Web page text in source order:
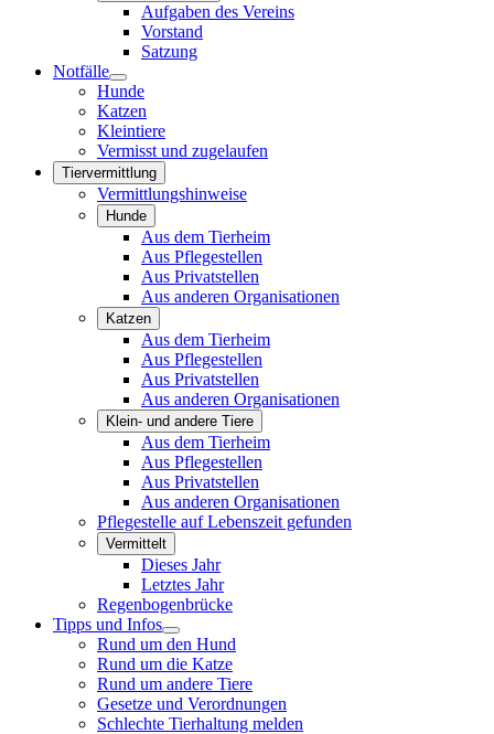
Aufgaben des Vereins
Vorstand
Satzung
Notfälle
Hunde
Katzen
Kleintiere
Vermisst und zugelaufen
Tiervermittlung
Vermittlungshinweise
Hunde
Aus dem Tierheim
Aus Pflegestellen
Aus Privatstellen
Aus anderen Organisationen
Katzen
Aus dem Tierheim
Aus Pflegestellen
Aus Privatstellen
Aus anderen Organisationen
Klein- und andere Tiere
Aus dem Tierheim
Aus Pflegestellen
Aus Privatstellen
Aus anderen Organisationen
Pflegestelle auf Lebenszeit gefunden
Vermittelt
Dieses Jahr
Letztes Jahr
Regenbogenbrücke
Tipps und Infos
Rund um den Hund
Rund um die Katze
Rund um andere Tiere
Gesetze und Verordnungen
Schlechte Tierhaltung melden